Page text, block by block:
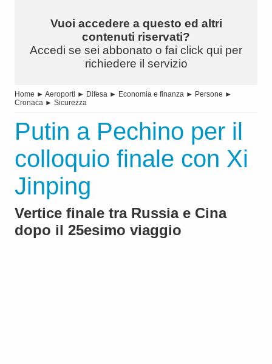
Vuoi accedere a questo ed altri
contenuti riservati?
Accedi se sei abbonato o fai click qui per
richiedere il servizio
Home ► Aeroporti ► Difesa ► Economia e finanza ► Persone ►
Cronaca ► Sicurezza
Putin a Pechino per il
colloquio finale con Xi
Jinping
Vertice finale tra Russia e Cina
dopo il 25esimo viaggio